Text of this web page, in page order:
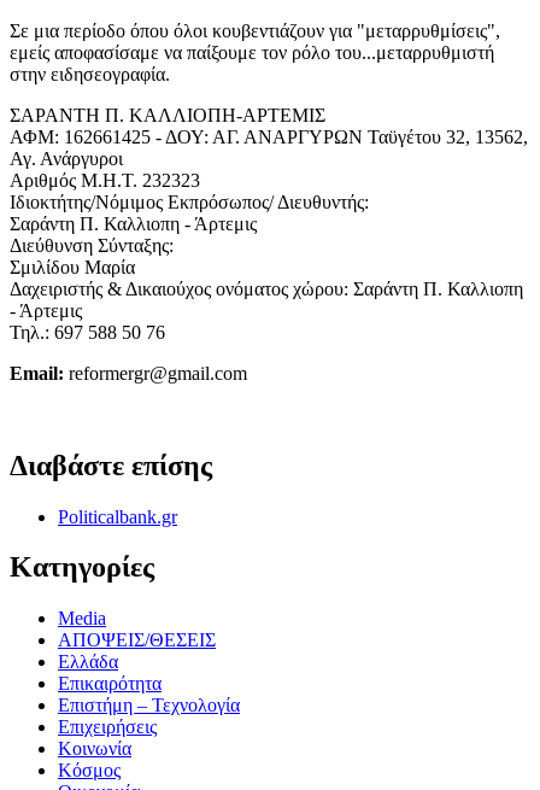
Σε μια περίοδο όπου όλοι κουβεντιάζουν για "μεταρρυθμίσεις",
εμείς αποφασίσαμε να παίξουμε τον ρόλο του...μεταρρυθμιστή
στην ειδησεογραφία.
ΣΑΡΑΝΤΗ Π. ΚΑΛΛΙΟΠΗ-ΑΡΤΕΜΙΣ
ΑΦΜ: 162661425 - ΔΟΥ: ΑΓ. ΑΝΑΡΓΥΡΩΝ Ταϋγέτου 32, 13562,
Αγ. Ανάργυροι
Αριθμός Μ.Η.Τ. 232323
Ιδιοκτήτης/Νόμιμος Εκπρόσωπος/ Διευθυντής:
Σαράντη Π. Καλλιοπη - Άρτεμις
Διεύθυνση Σύνταξης:
Σμιλίδου Μαρία
Δαχειριστής & Δικαιούχος ονόματος χώρου: Σαράντη Π. Καλλιοπη
- Άρτεμις
Τηλ.: 697 588 50 76
Email: reformergr@gmail.com
Διαβάστε επίσης
Politicalbank.gr
Κατηγορίες
Media
ΑΠΟΨΕΙΣ/ΘΕΣΕΙΣ
Ελλάδα
Επικαιρότητα
Επιστήμη – Τεχνολογία
Επιχειρήσεις
Κοινωνία
Κόσμος